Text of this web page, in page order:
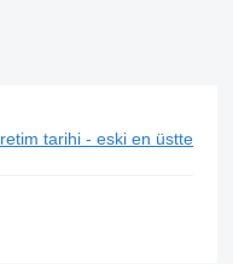
tarihi - eski en üstte